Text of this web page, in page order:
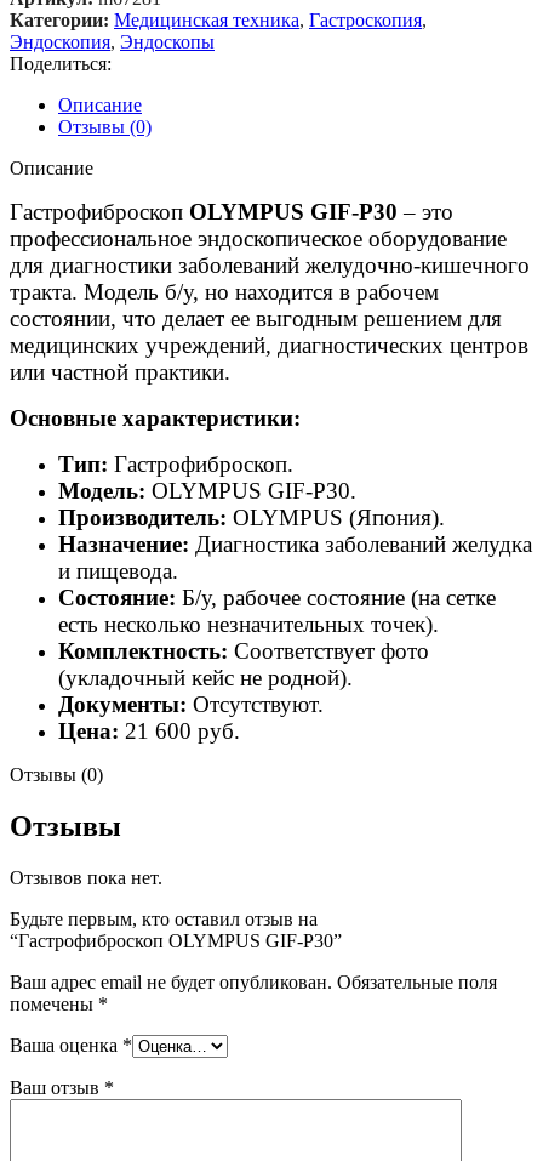
Категории: Медицинская техника, Гастроскопия,
Эндоскопия, Эндоскопы
Поделиться:
Описание
Отзывы (0)
Описание
Гастрофиброскоп OLYMPUS GIF-P30 – это
профессиональное эндоскопическое оборудование
для диагностики заболеваний желудочно-кишечного
тракта. Модель б/у, но находится в рабочем
состоянии, что делает ее выгодным решением для
медицинских учреждений, диагностических центров
или частной практики.
Основные характеристики:
Тип: Гастрофиброскоп.
Модель: OLYMPUS GIF-P30.
Производитель: OLYMPUS (Япония).
Назначение: Диагностика заболеваний желудка
и пищевода.
Состояние: Б/у, рабочее состояние (на сетке
есть несколько незначительных точек).
Комплектность: Соответствует фото
(укладочный кейс не родной).
Документы: Отсутствуют.
Цена: 21 600 руб.
Отзывы (0)
Отзывы
Отзывов пока нет.
Будьте первым, кто оставил отзыв на
“Гастрофиброскоп OLYMPUS GIF-P30”
Ваш адрес email не будет опубликован. Обязательные поля
помечены *
Ваша оценка *
Ваш отзыв *